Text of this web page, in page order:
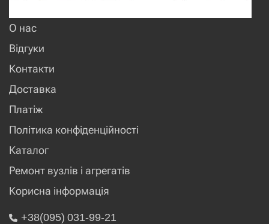
О нас
Відгуки
Контакти
Доставка
Платіж
Політика конфіденційності
Каталог
Ремонт вузлів і агрегатів
Корисна інформація
+38(095) 031-99-21